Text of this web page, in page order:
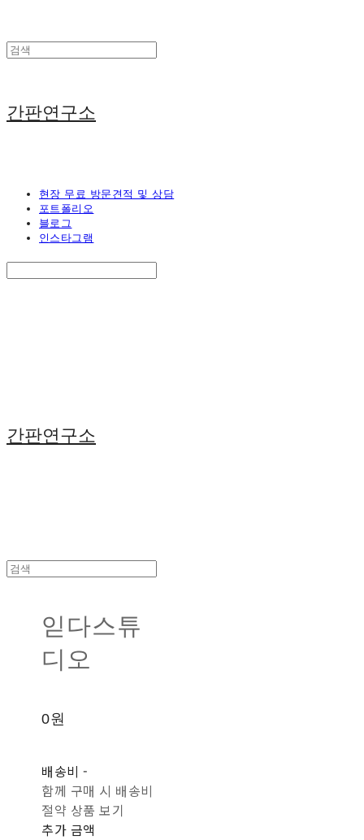
간판연구소
현장 무료 방문견적 및 상담
포트폴리오
블로그
인스타그램
간판연구소
읻다스튜
디오
0원
배송비-
함께 구매 시 배송비
절약 상품 보기
추가 금액